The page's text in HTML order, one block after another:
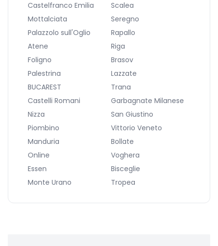
Castelfranco Emilia
Scalea
Mottalciata
Seregno
Palazzolo sull'Oglio
Rapallo
Atene
Riga
Foligno
Brasov
Palestrina
Lazzate
BUCAREST
Trana
Castelli Romani
Garbagnate Milanese
Nizza
San Giustino
Piombino
Vittorio Veneto
Manduria
Bollate
Online
Voghera
Essen
Bisceglie
Monte Urano
Tropea